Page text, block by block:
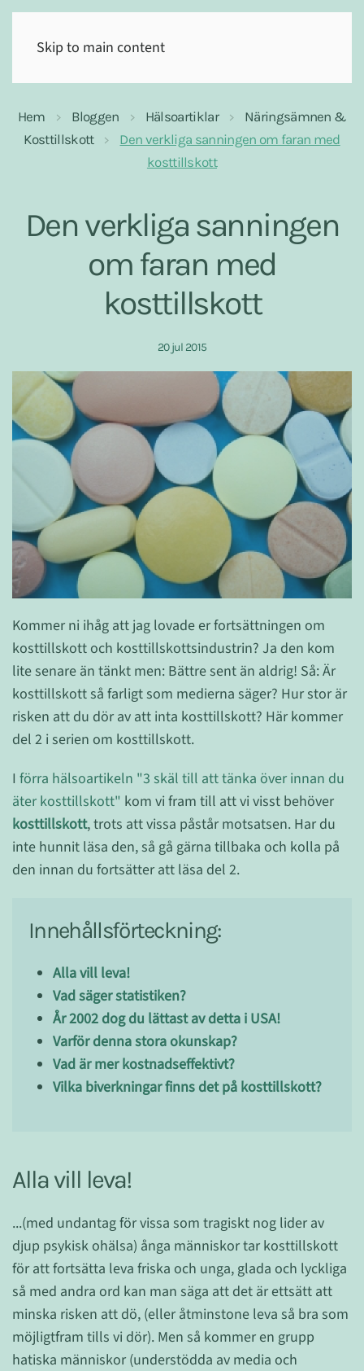
Skip to main content
Hem Bloggen Hälsoartiklar
Näringsämnen &
Kosttillskott
Den verkliga sanningen om faran med
kosttillskott
Den verkliga sanningen
om faran med
kosttillskott
20 jul 2015
Kommer ni ihåg att jag lovade er fortsättningen om
kosttillskott och kosttillskottsindustrin? Ja den kom
lite senare än tänkt men: Bättre sent än aldrig! Så: Är
kosttillskott så farligt som medierna säger? Hur stor är
risken att du dör av att inta kosttillskott? Här kommer
del 2 i serien om kosttillskott.
I förra hälsoartikeln "3 skäl till att tänka över innan du
äter kosttillskott" kom vi fram till att vi visst behöver
kosttillskott, trots att vissa påstår motsatsen. Har du
inte hunnit läsa den, så gå gärna tillbaka och kolla på
den innan du fortsätter att läsa del 2.
Innehållsförteckning:
Alla vill leva!
Vad säger statistiken?
År 2002 dog du lättast av detta i USA!
Varför denna stora okunskap?
Vad är mer kostnadseffektivt?
Vilka biverkningar finns det på kosttillskott?
Alla vill leva!
...(med undantag för vissa som tragiskt nog lider av
djup psykisk ohälsa) ånga människor tar kosttillskott
för att fortsätta leva friska och unga, glada och lyckliga
så med andra ord kan man säga att det är ettsätt att
minska risken att dö, (eller åtminstone leva så bra som
möjligtfram tills vi dör). Men så kommer en grupp
hatiska människor (understödda av media och